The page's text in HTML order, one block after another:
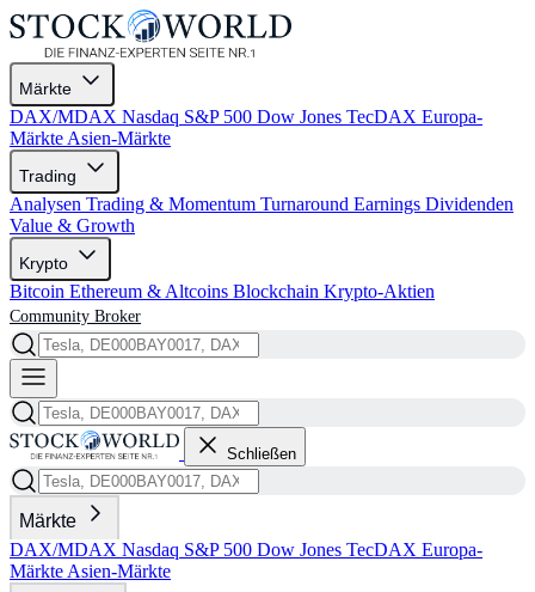
Märkte
DAX/MDAX Nasdaq S&P 500 Dow Jones TecDAX Europa-
Märkte Asien-Märkte
Trading
Analysen Trading & Momentum Turnaround Earnings Dividenden
Value & Growth
Krypto
Bitcoin Ethereum & Altcoins Blockchain Krypto-Aktien
Community Broker
Schließen
Märkte
DAX/MDAX Nasdaq S&P 500 Dow Jones TecDAX Europa-
Märkte Asien-Märkte